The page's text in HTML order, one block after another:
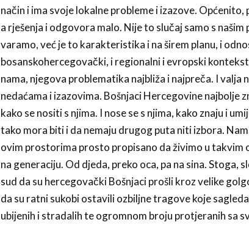
način i ima svoje lokalne probleme i izazo­ve. Općenito,
a rješenja i odgovora malo. Nije to slučaj samo s
varamo, već je to karakteristika i na širem planu, i
bosanskohercegovački, i regionalni i evropski
nama, njegova problematika najbliža i najpreča. I valja
nedaćama i izazovima. Bošnja­ci Hercegovine najbolje
kako se nositi s njima. I nose se s njima, kako znaju i
tako mora biti i da nemaju drugog puta niti izbora.
ovim prostorima prosto propisano da živimo u takvim
na generaciju. Od djeda, preko oca, pa na sina. Stoga,
sud da su hercegovački Bošnjaci prošli kroz velike
da su ratni sukobi ostavili ozbiljne tragove koje
ubijenih i stradalih te ogromnom broju protjeranih sa